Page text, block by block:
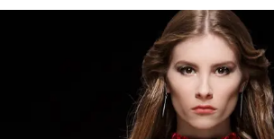
ārvalstu dizaineri. Turklāt šosezon
programma tiks papildināta ar
starptautiska projekta “United Fashion”